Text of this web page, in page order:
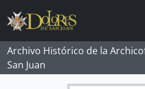
Skip to main content
Archivo Histórico de la
San Juan